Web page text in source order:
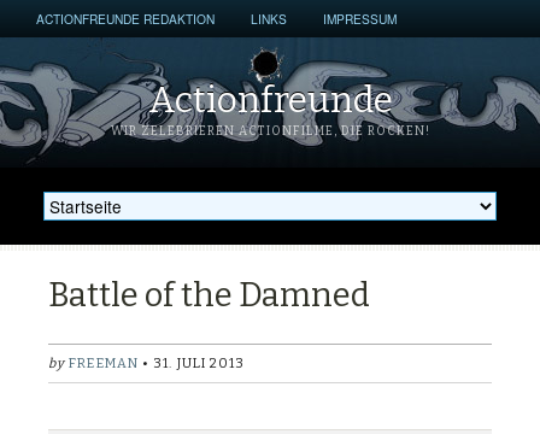
ACTIONFREUNDE REDAKTION LINKS IMPRESSUM
Actionfreunde
WIR ZELEBRIEREN ACTIONFILME, DIE ROCKEN!
Battle of the Damned
by FREEMAN • 31. JULI 2013